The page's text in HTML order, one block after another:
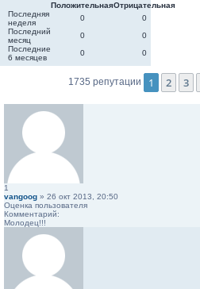
ПоложительнаяОтрицательная
Последняя
неделя
0
0
Последний
месяц
0
0
Последние
6 месяцев
0 0
1735 репутации 1 2 3
1
vangoog » 26 окт 2013, 20:50
Оценка пользователя
Комментарий:
Молодец!!!